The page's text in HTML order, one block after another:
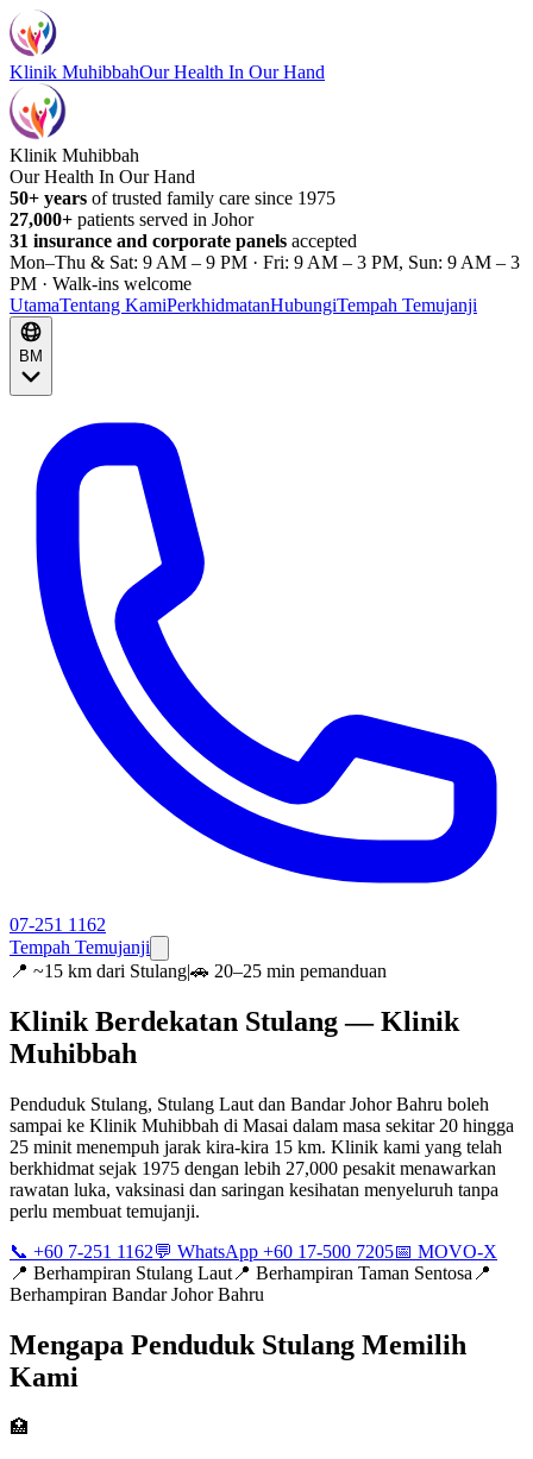
Klinik MuhibbahOur Health In Our Hand
Klinik Muhibbah
Our Health In Our Hand
50+ years of trusted family care since 1975
27,000+ patients served in Johor
31 insurance and corporate panels accepted
Mon–Thu & Sat: 9 AM – 9 PM · Fri: 9 AM – 3 PM, Sun: 9 AM – 3
PM · Walk-ins welcome
UtamaTentang KamiPerkhidmatanHubungiTempah Temujanji
BM
07-251 1162
Tempah Temujanji
📍 ~15 km dari Stulang|🚗 20–25 min pemanduan
Klinik Berdekatan Stulang — Klinik
Muhibbah
Penduduk Stulang, Stulang Laut dan Bandar Johor Bahru boleh
sampai ke Klinik Muhibbah di Masai dalam masa sekitar 20 hingga
25 minit menempuh jarak kira-kira 15 km. Klinik kami yang telah
berkhidmat sejak 1975 dengan lebih 27,000 pesakit menawarkan
rawatan luka, vaksinasi dan saringan kesihatan menyeluruh tanpa
perlu membuat temujanji.
📞 +60 7-251 1162💬 WhatsApp +60 17-500 7205📅 MOVO-X
📍 Berhampiran Stulang Laut 📍 Berhampiran Taman Sentosa 📍
Berhampiran Bandar Johor Bahru
Mengapa Penduduk Stulang Memilih
Kami
🏥